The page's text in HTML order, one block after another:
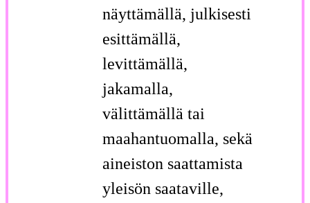
näyttämällä, julkisesti
esittämällä,
levittämällä,
jakamalla,
välittämällä tai
maahantuomalla, sekä
aineiston saattamista
yleisön saataville,